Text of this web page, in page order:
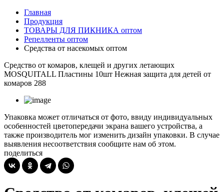
Главная
Продукция
ТОВАРЫ ДЛЯ ПИКНИКА оптом
Репелленты оптом
Средства от насекомых оптом
Средство от комаров, клещей и других летающих
MOSQUITALL Пластины 10шт Нежная защита для детей от
комаров 288
Упаковка может отличаться от фото, ввиду индивидуальных
особенностей цветопередачи экрана вашего устройства, а
также производитель мог изменить дизайн упаковки. В случае
выявления несоответствия сообщите нам об этом.
поделиться